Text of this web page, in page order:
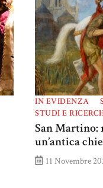
IN EVIDENZA
STUDI E
San Martino:
un’antica
11 Novembre